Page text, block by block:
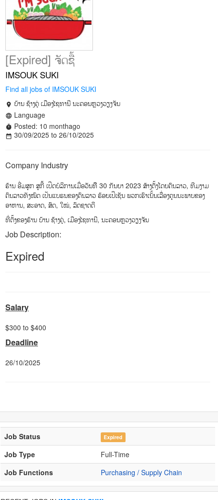
[Expired] ຈັດຊື້
IMSOUK SUKI
Find all jobs of IMSOUK SUKI
location_on ບ້ານ ຊ້າງຄູ່ ເມືອງໄຊທານີ ນະຄອນຫຼວງວຽງຈັນ
language Language
timer Posted: 10 monthago
date_range 30/09/2025 to 26/10/2025
Company Industry
ຮ້ານ ອີ່ມສຸກ ສຸກີ້ ເປີດບໍລິການເມື່ອວັນທືີ 30 ກັນຍາ 2023 ສ້າງຕັ້ງໂດຍຄົນລາວ, ທີມງາມ
ຄົນລາວທັງໝົດ ເປັນແບຣນຂອງຄົນລາວ ຮ້ອຍເປີເຊັນ ພວກເຮົາເນັ້ນເລື່ອງຄຸນນະພາບຂອງ
ອາຫານ, ສະອາດ, ສົດ, ໃໝ່, ລົດຊາດດີ
ທີ່ຕັ້ງຂອງຮ້ານ ບ້ານ ຊ້າງຄູ່, ເມືອງໄຊທານີ, ນະຄອນຫຼວງວຽງຈັນ
Job Description:
Expired
Salary
$300 to $400
Deadline
26/10/2025
Job Status Expired
Job Type
Full-Time
Job Functions
Purchasing / Supply Chain